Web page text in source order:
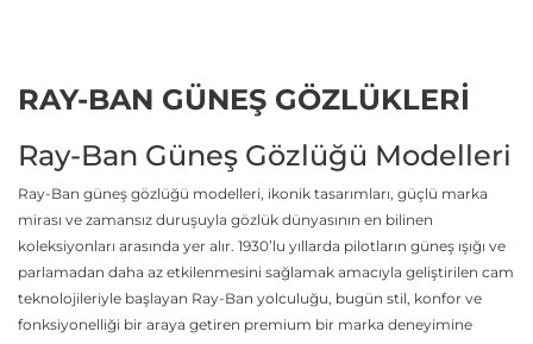
RAY-BAN GÜNEŞ GÖZLÜKLERİ
Ray-Ban Güneş Gözlüğü Modelleri
Ray-Ban güneş gözlüğü modelleri, ikonik tasarımları, güçlü marka
mirası ve zamansız duruşuyla gözlük dünyasının en bilinen
koleksiyonları arasında yer alır. 1930’lu yıllarda pilotların güneş ışığı ve
parlamadan daha az etkilenmesini sağlamak amacıyla geliştirilen cam
teknolojileriyle başlayan Ray-Ban yolculuğu, bugün stil, konfor ve
fonksiyonelliği bir araya getiren premium bir marka deneyimine